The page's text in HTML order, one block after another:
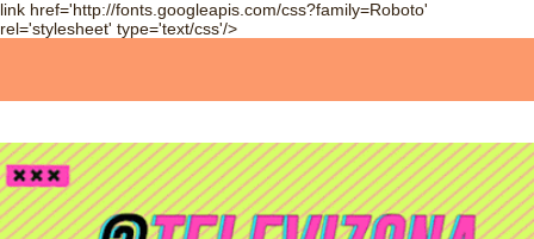
link href='http://fonts.googleapis.com/css?family=Roboto'
rel='stylesheet' type='text/css'/>